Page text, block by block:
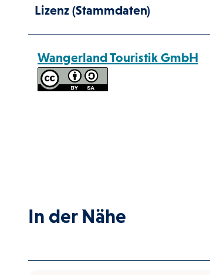
Lizenz (Stammdaten)
Wangerland Touristik GmbH
In der Nähe